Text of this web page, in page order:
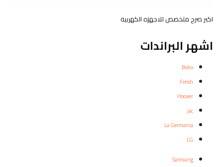
اكبر صرح متخصص للاجهزه الكهربيه
اشهر البراندات
Beko
Fresh
Hoover
jac
La Germania
LG
Samsung